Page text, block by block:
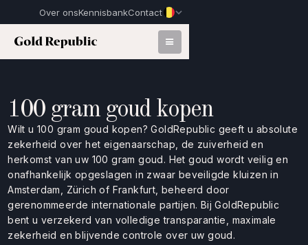
Over onsKennisbankContact
100 gram goud kopen
Wilt u 100 gram goud kopen? GoldRepublic geeft u absolute
zekerheid over het eigenaarschap, de zuiverheid en
herkomst van uw 100 gram goud. Het goud wordt veilig en
onafhankelijk opgeslagen in zwaar beveiligde kluizen in
Amsterdam, Zürich of Frankfurt, beheerd door
gerenommeerde internationale partijen. Bij GoldRepublic
bent u verzekerd van volledige transparantie, maximale
zekerheid en blijvende controle over uw goud.